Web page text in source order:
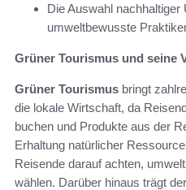
Die Auswahl nachhaltiger
umweltbewusste
Grüner Tourismus und seine
Grüner Tourismus bringt
die lokale Wirtschaft, da
buchen und Produkte aus der
Erhaltung natürlicher
Reisende darauf achten,
wählen. Darüber hinaus trägt